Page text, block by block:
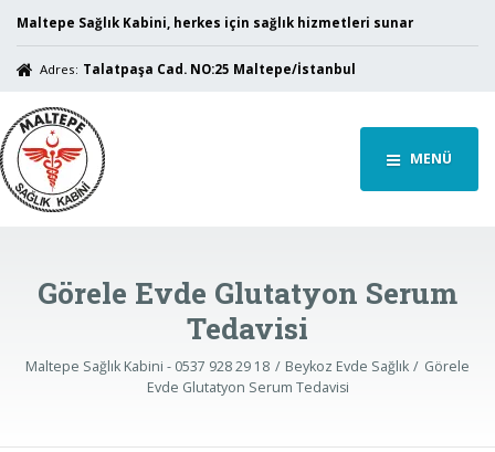
Maltepe Sağlık Kabini, herkes için sağlık hizmetleri sunar
Adres: Talatpaşa Cad. NO:25 Maltepe/İstanbul
MENÜ
Görele Evde Glutatyon Serum
Tedavisi
Maltepe Sağlık Kabini - 0537 928 29 18 Beykoz Evde Sağlık
Görele
Evde Glutatyon Serum Tedavisi